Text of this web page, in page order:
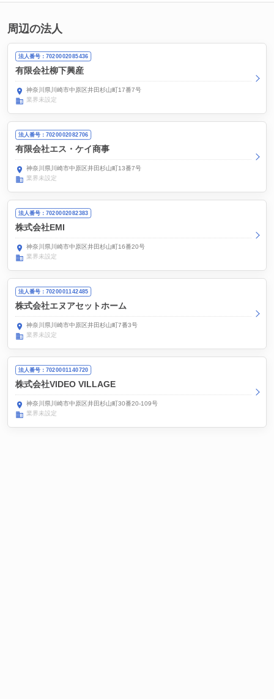
周辺の法人
法人番号：7020002085436
有限会社柳下興産
神奈川県川崎市中原区井田杉山町17番7号
業界未設定
法人番号：7020002082706
有限会社エス・ケイ商事
神奈川県川崎市中原区井田杉山町13番7号
業界未設定
法人番号：7020002082383
株式会社EMI
神奈川県川崎市中原区井田杉山町16番20号
業界未設定
法人番号：7020001142485
株式会社エヌアセットホーム
神奈川県川崎市中原区井田杉山町7番3号
業界未設定
法人番号：7020001140720
株式会社VIDEO VILLAGE
神奈川県川崎市中原区井田杉山町30番20-109号
業界未設定